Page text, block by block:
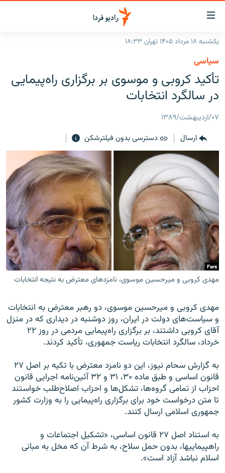
لینک‌های
قابلیت
دسترسی
بازگشت
به
اصلی
رفتن
صفحه
جستجو
ایران
جهان
برنامه‌های رادیویی
فرکانس‌ها
پادکست
چندرسانه‌ای
گزارش‌های تصویری
گزارش‌های ویدئویی
زنان فردا
English
به ما بپیوندید
زبان‌های دیگر
یکشنبه ۱۸ مرداد ۱۴۰۵ تهران ۱۸:۳۳
سیاسی
تأکید کروبی و موسوی بر برگزاری راه‌پیمایی
در سالگرد انتخابات
۰۷/اردیبهشت/۱۳۸۹
ارسال
دسترسی بدون فیلترشکن
مهدی کروبی و میرحسین موسوی، نامزدهای معترض به نتیجه انتخابات
مهدی کروبی و میرحسین موسوی، دو رهبر معترض به انتخابات
و سیاست‌های دولت در ایران، روز دوشنبه در دیداری که در منزل
آقای کروبی داشتند، بر برگزاری راه‌پیمایی مردمی در روز ۲۲
خرداد، سالگرد انتخابات ریاست جمهوری، تأکید کردند.
به گزارش سحام‌ نیوز، این دو نامزد معترض با تکیه بر اصل ۲۷
قانون اساسی و طبق ماده ۳۰، ۳۱ و ۳۲ آئین‌نامه اجرایی قانون
احزاب از تمامی گروه‌ها،‌ تشکل‌ها و احزاب اصلاح‌طلب خواستند
تا متن درخواست خود برای برگزاری راه‌پیمایی را به وزارت کشور
جمهوری اسلامی ارسال کنند.
به استناد اصل ۲۷ قانون اساسی، «تشکیل اجتماعات و
راه‏پیمایی‏ها، بدون حمل سلاح، به شرط آن که مخل به مبانی
اسلام نباشد آزاد است».‏‏